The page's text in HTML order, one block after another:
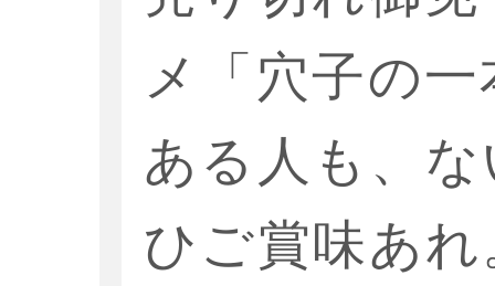
メ「穴子の
ある人も、
ひご賞味あ